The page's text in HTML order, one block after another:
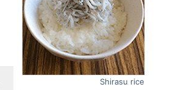
Shirasu rice